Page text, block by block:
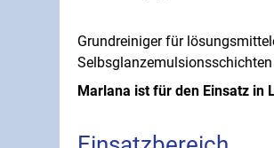
Grundreiniger für
Marlana ist für den Einsatz in